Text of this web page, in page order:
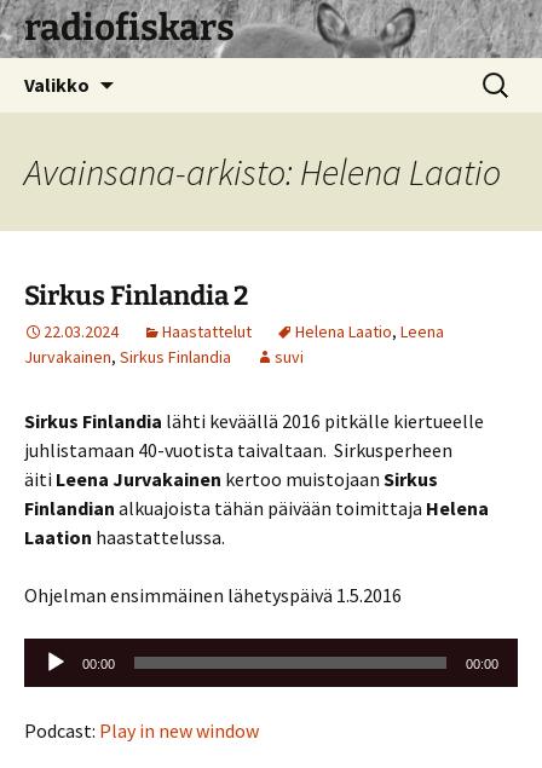
radiofiskars
Valikko Haku:
Avainsana-arkisto: Helena Laatio
Sirkus Finlandia 2
22.03.2024 Haastattelut Helena Laatio, Leena
Jurvakainen, Sirkus Finlandia suvi
Sirkus Finlandia lähti keväällä 2016 pitkälle kiertueelle
juhlistamaan 40-vuotista taivaltaan. Sirkusperheen
äiti Leena Jurvakainen kertoo muistojaan Sirkus
Finlandian alkuajoista tähän päivään toimittaja Helena
Laation haastattelussa.
Ohjelman ensimmäinen lähetyspäivä 1.5.2016
Äänitoistin
00:00 00:00
Podcast: Play in new window